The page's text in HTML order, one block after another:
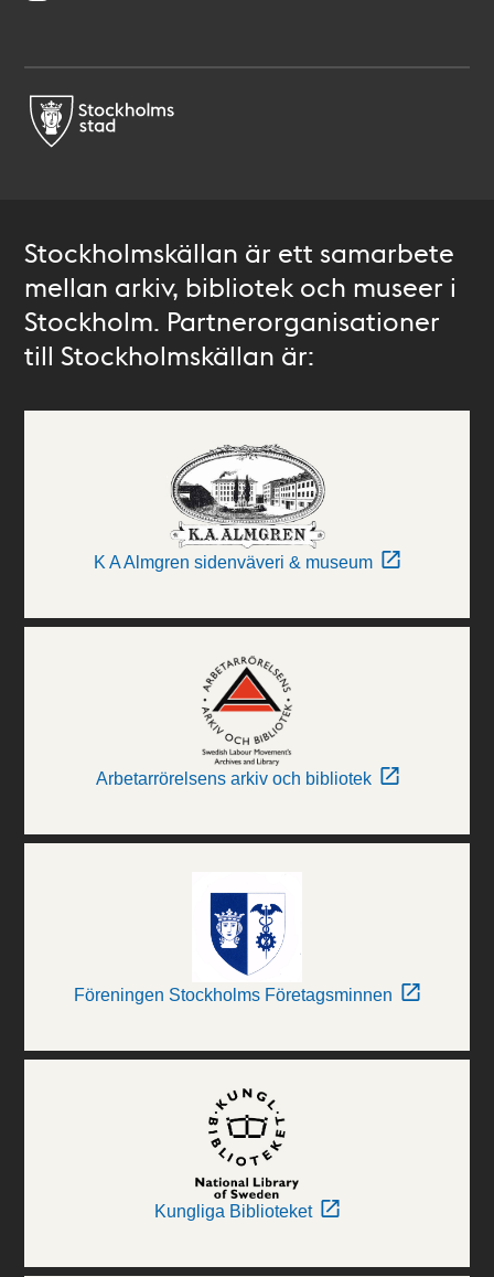
Stockholmskällan är ett samarbete
mellan arkiv, bibliotek och museer i
Stockholm. Partnerorganisationer
till Stockholmskällan är:
K A Almgren sidenväveri & museum
Arbetarrörelsens arkiv och bibliotek
Föreningen Stockholms Företagsminnen
Kungliga Biblioteket